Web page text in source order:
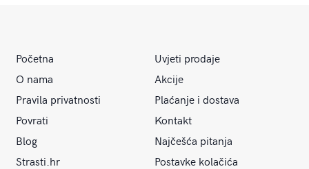
Početna
Uvjeti prodaje
O nama
Akcije
Pravila privatnosti
Plaćanje i dostava
Povrati
Kontakt
Blog
Najčešća pitanja
Strasti.hr
Postavke kolačića